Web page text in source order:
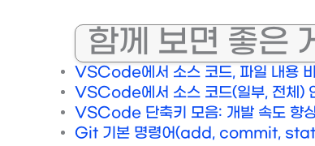
함께 보면 좋은
VSCode에서 소스 코드, 파일 내용
VSCode에서 소스 코드(일부, 전체)
VSCode 단축키 모음: 개발 속도 향
Git 기본 명령어(add, commit,